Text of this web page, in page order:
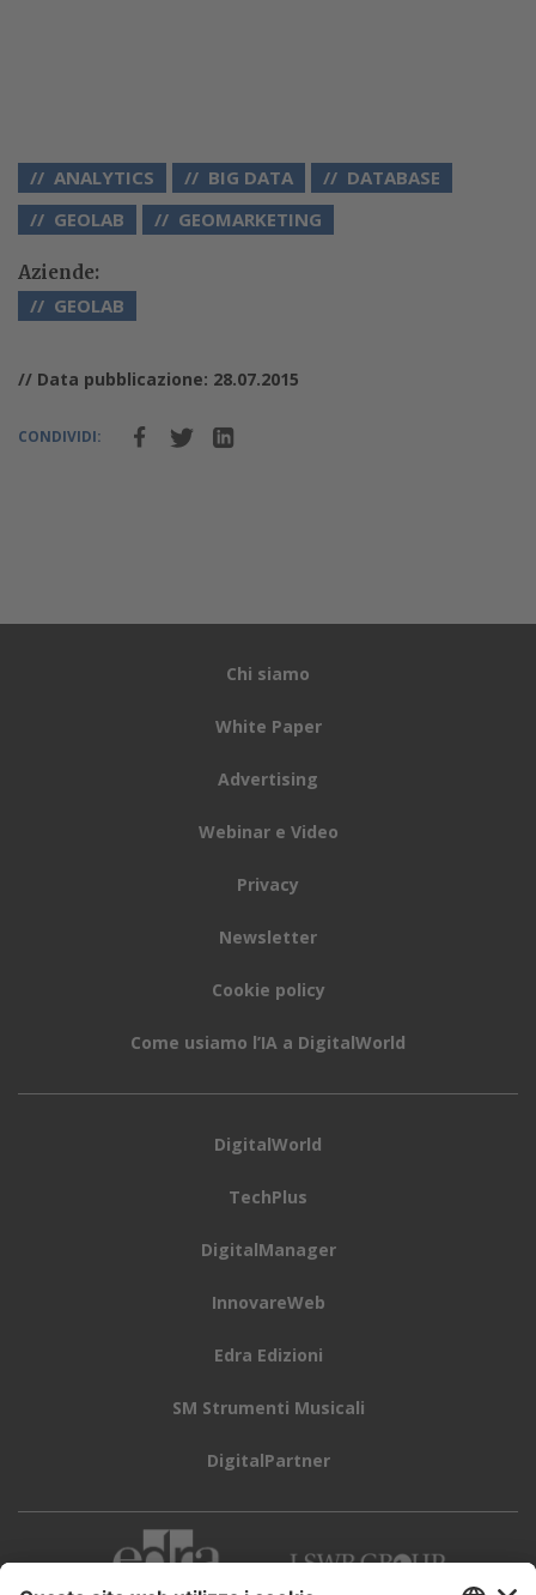
ANALYTICS BIG DATA
DATABASE
GEOLAB
GEOMARKETING
Aziende:
GEOLAB
// Data pubblicazione: 28.07.2015
CONDIVIDI:
Chi siamo
White Paper
Advertising
Webinar e Video
Privacy
Newsletter
Cookie policy
Come usiamo l’IA a DigitalWorld
DigitalWorld
TechPlus
DigitalManager
InnovareWeb
Edra Edizioni
SM Strumenti Musicali
DigitalPartner